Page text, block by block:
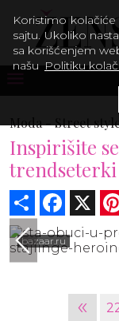
Moda -Street
Inspirišite
Share
bazaar.ru
«
Koristimo
sajtu. Ukoliko
sa korišćenjem
našu Politiku